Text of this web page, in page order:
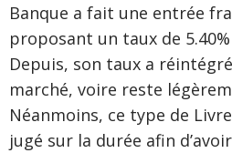
Banque a fait une entrée
proposant un taux de
Depuis, son taux a
marché, voire reste
Néanmoins, ce type de
jugé sur la durée afin